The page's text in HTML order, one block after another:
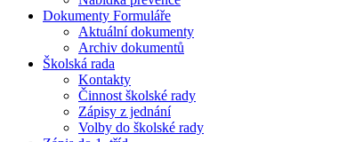
Dokumenty Formuláře
Aktuální dokumenty
Archiv dokumentů
Školská rada
Kontakty
Činnost školské rady
Zápisy z jednání
Volby do školské rady